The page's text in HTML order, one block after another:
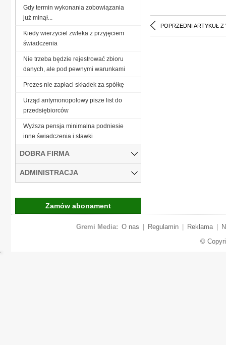
POPRZEDNI ARTYKUŁ Z
Gdy termin wykonania zobowiązania
już minął...
Kiedy wierzyciel zwleka z przyjęciem
świadczenia
Nie trzeba będzie rejestrować zbioru
danych, ale pod pewnymi warunkami
Prezes nie zapłaci składek za spółkę
Urząd antymonopolowy pisze list do
przedsiębiorców
Wyższa pensja minimalna podniesie
inne świadczenia i stawki
DOBRA FIRMA
ADMINISTRACJA
Zamów abonament
Gremi Media: O nas Regulamin Reklama
©